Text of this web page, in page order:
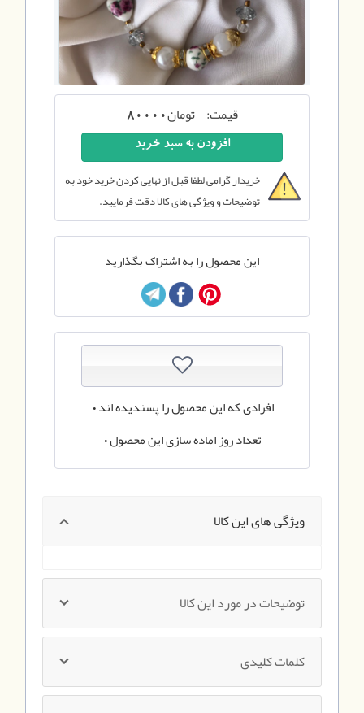
قیمت: تومان80000
خریدار گرامی لطفا قبل از نهایی کردن خرید خود به
توضیحات و ویژگی های کالا دقت فرمایید.
این محصول را به اشتراک بگذارید
0 افرادی که این محصول را پسندیده اند
تعداد روز اماده سازی این محصول0
ویژگی های این کالا
توضیحات در مورد این کالا
کلمات کلیدی